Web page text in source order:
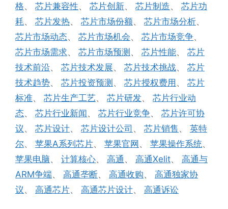
格、 芯片兼容性、 芯片创新、 芯片制造、 芯片功
耗、 芯片发热、 芯片市场份额、 芯片市场分析、
芯片市场动态、 芯片市场机会、 芯片市场竞争、
芯片市场需求、 芯片市场预测、 芯片性能、 芯片
技术前沿、 芯片技术发展、 芯片技术挑战、 芯片
技术趋势、 芯片投资预测、 芯片授权费用 、 芯片
标准、 芯片生产工艺、 芯片研发、 芯片行业动
态、 芯片行业新闻、 芯片行业竞争、 芯片许可协
议 、 芯片设计、 芯片设计公司 、 芯片销售 、 英特
尔、 苹果A系列芯片、 苹果官网、 苹果操作系统、
苹果电脑、 计算核心、 高通 、 高通Xelit、 高通与
ARM争端、 高通垄断、 高通收购、 高通独家协
议 、 高通芯片、 高通芯片设计、 高通诉讼